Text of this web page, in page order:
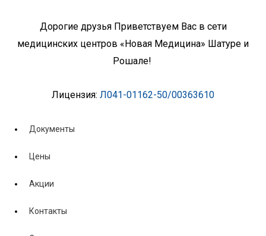
Дорогие друзья Приветствуем Вас в сети
медицинских центров «Новая Медицина» Шатуре и
Рошале!
Лицензия: Л041-01162-50/00363610
Документы
Цены
Акции
Контакты